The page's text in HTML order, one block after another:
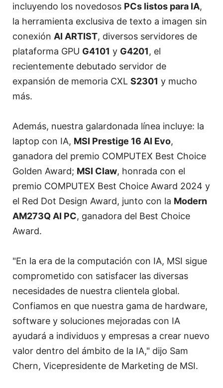
incluyendo los novedosos PCs listos para IA,
la herramienta exclusiva de texto a imagen sin
conexión AI ARTIST, diversos servidores de
plataforma GPU G4101 y G4201, el
recientemente debutado servidor de
expansión de memoria CXL S2301 y mucho
más.
Además, nuestra galardonada línea incluye: la
laptop con IA, MSI Prestige 16 AI Evo,
ganadora del premio COMPUTEX Best Choice
Golden Award; MSI Claw, honrada con el
premio COMPUTEX Best Choice Award 2024 y
el Red Dot Design Award, junto con la Modern
AM273Q AI PC, ganadora del Best Choice
Award.
"En la era de la computación con IA, MSI sigue
comprometido con satisfacer las diversas
necesidades de nuestra clientela global.
Confiamos en que nuestra gama de hardware,
software y soluciones mejoradas con IA
ayudará a individuos y empresas a crear nuevo
valor dentro del ámbito de la IA," dijo Sam
Chern, Vicepresidente de Marketing de MSI.